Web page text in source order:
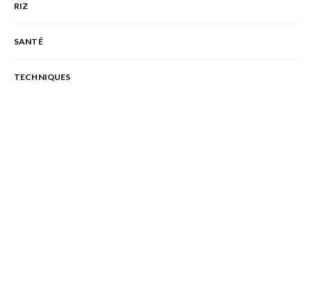
RIZ
SANTÉ
TECHNIQUES